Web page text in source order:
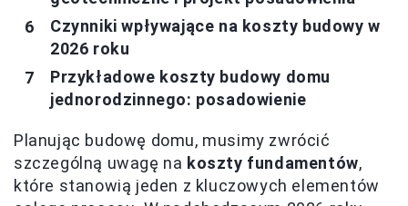
Czynniki wpływające na koszty budowy w
2026 roku
Przykładowe koszty budowy domu
jednorodzinnego: posadowienie
Planując budowę domu, musimy zwrócić
szczególną uwagę na koszty fundamentów,
które stanowią jeden z kluczowych elementów